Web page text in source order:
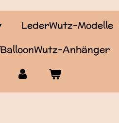
LederWutz-Modelle
Anhänger